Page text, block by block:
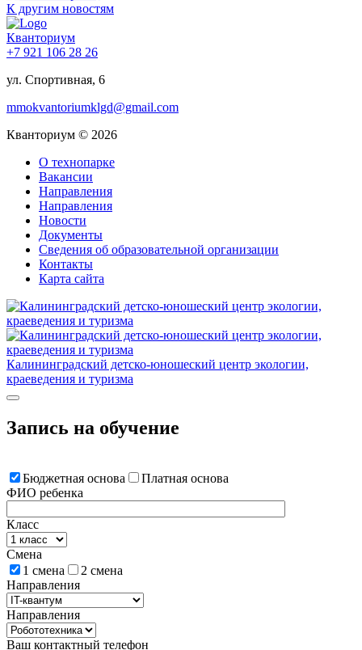
К другим новостям
Кванториум
+7 921 106 28 26
ул. Спортивная, 6
mmokvantoriumklgd@gmail.com
Кванториум © 2026
О технопарке
Вакансии
Направления
Направления
Новости
Документы
Сведения об образовательной организации
Контакты
Карта сайта
Калининградский детско-юношеский центр экологии,
краеведения и туризма
Запись на обучение
Бюджетная основа
Платная основа
ФИО ребенка
Класс
Смена
1 смена
2 смена
Направления
Направления
Ваш контактный телефон